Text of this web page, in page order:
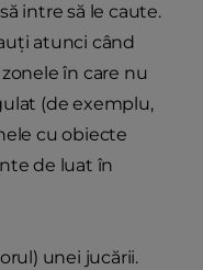
intre să le caute.
atunci când
în care nu
(de exemplu,
cu obiecte
de luat în
unei jucării.